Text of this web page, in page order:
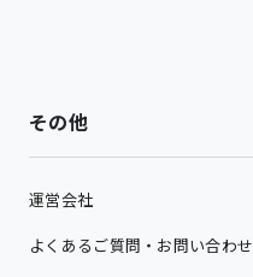
その他
運営会社
よくあるご質問・お問い合わせ